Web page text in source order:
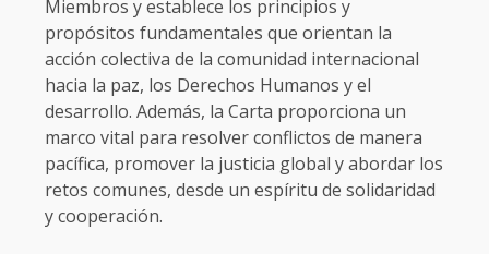
Miembros y establece los principios y
propósitos fundamentales que orientan la
acción colectiva de la comunidad internacional
hacia la paz, los Derechos Humanos y el
desarrollo. Además, la Carta proporciona un
marco vital para resolver conflictos de manera
pacífica, promover la justicia global y abordar los
retos comunes, desde un espíritu de solidaridad
y cooperación.